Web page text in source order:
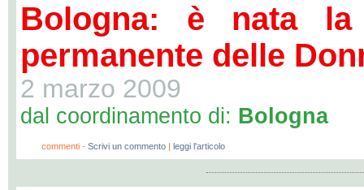
Bologna: è nata la
permanente delle
2 marzo 2009
dal coordinamento di: Bologna
commenti - Scrivi un commento | leggi l'articolo